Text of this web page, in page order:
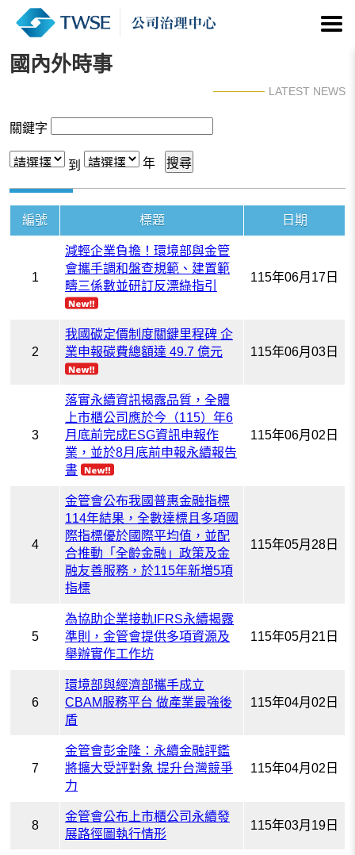
國內外時事
LATEST NEWS
關鍵字
到 年
編號 標題 日期
1
減輕企業負擔！環境部與金管
會攜手調和盤查規範、建置範
疇三係數並研訂反漂綠指引
115年06月17日
2
我國碳定價制度關鍵里程碑 企
業申報碳費總額達 49.7 億元
115年06月03日
3
落實永續資訊揭露品質，全體
上市櫃公司應於今（115）年6
月底前完成ESG資訊申報作
業，並於8月底前申報永續報告
書
115年06月02日
4
金管會公布我國普惠金融指標
114年結果，全數達標且多項國
際指標優於國際平均值，並配
合推動「全齡金融」政策及金
融友善服務，於115年新増5項
指標
115年05月28日
5
為協助企業接軌IFRS永續揭露
準則，金管會提供多項資源及
舉辦實作工作坊
115年05月21日
6
環境部與經濟部攜手成立
CBAM服務平台 做產業最強後
盾
115年04月02日
7
金管會彭金隆：永續金融評鑑
將擴大受評對象 提升台灣競爭
力
115年04月02日
8
金管會公布上市櫃公司永續發
展路徑圖執行情形
115年03月19日